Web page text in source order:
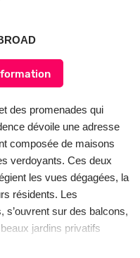
des promenades qui
dévoile une adresse
composée de maisons
verdoyants. Ces deux
les vues dégagées, la
résidents. Les
s’ouvrent sur des balcons,
jardins privatifs
la tranquillité de chacun.